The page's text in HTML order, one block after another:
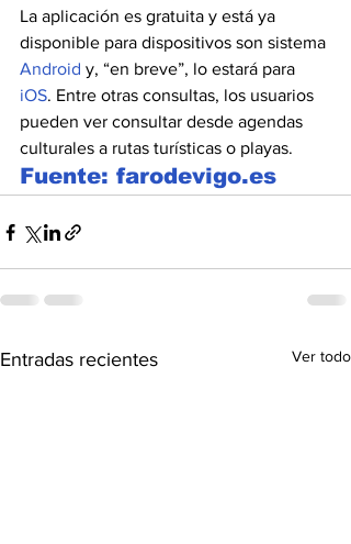
La aplicación es gratuita y está ya
disponible para dispositivos son sistema
Android y, “en breve”, lo estará para
iOS. Entre otras consultas, los usuarios
pueden ver consultar desde agendas
culturales a rutas turísticas o playas.
Fuente: farodevigo.es
Entradas recientes Ver todo